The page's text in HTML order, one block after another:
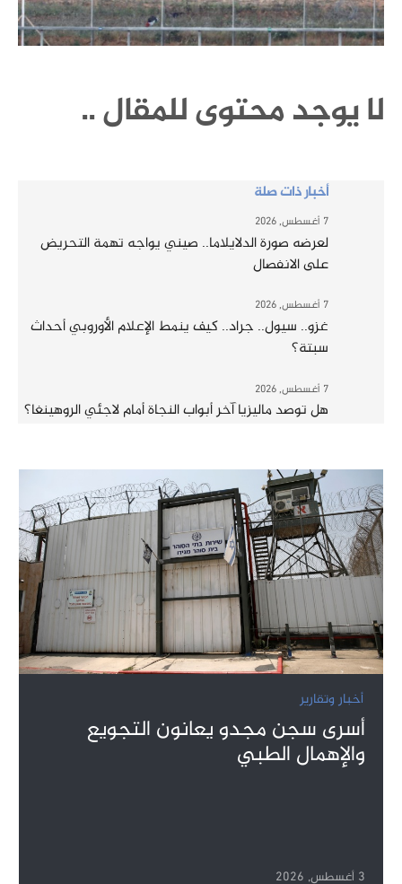
لا يوجد محتوى للمقال ..
أخبار ذات صلة
7 أغسطس, 2026
لعرضه صورة الدلايلاما.. صيني يواجه تهمة التحريض
على الانفصال
7 أغسطس, 2026
غزو.. سيول.. جراد.. كيف ينمط الإعلام الأوروبي أحداث
سبتة؟
7 أغسطس, 2026
هل توصد ماليزيا آخر أبواب النجاة أمام لاجئي الروهينغا؟
أخبار وتقارير
أسرى سجن مجدو يعانون التجويع
والإهمال الطبي
3 أغسطس, 2026